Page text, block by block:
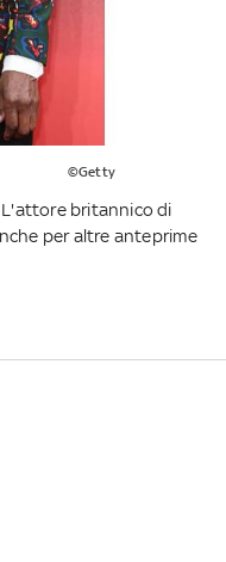
©Getty
L'attore britannico di
per altre anteprime